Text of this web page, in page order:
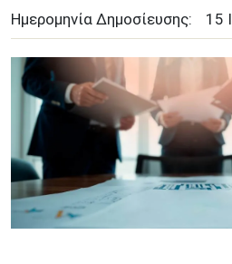
Ημερομηνία Δημοσίευσης: 15
Image